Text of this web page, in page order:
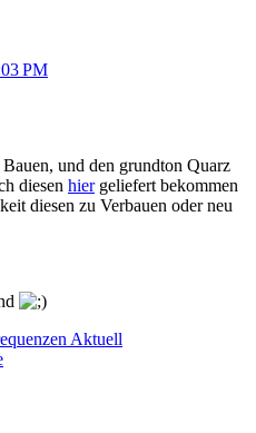
PM
und den grundton Quarz
diesen hiergeliefert bekommen
diesen zu Verbauen oder neu
Aktuell